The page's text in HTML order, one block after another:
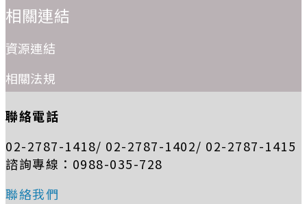
相關連結
資源連結
相關法規
聯絡電話
02-2787-1418/ 02-2787-1402/ 02-2787-1415
諮詢專線：0988-035-728
聯絡我們